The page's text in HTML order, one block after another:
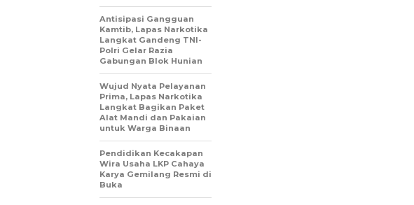
Antisipasi Gangguan
Kamtib, Lapas Narkotika
Langkat Gandeng TNI-
Polri Gelar Razia
Gabungan Blok Hunian
Wujud Nyata Pelayanan
Prima, Lapas Narkotika
Langkat Bagikan Paket
Alat Mandi dan Pakaian
untuk Warga Binaan
Pendidikan Kecakapan
Wira Usaha LKP Cahaya
Karya Gemilang Resmi di
Buka